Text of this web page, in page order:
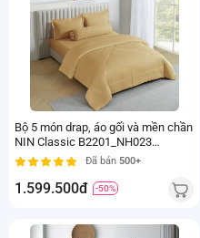
Bộ 5 món drap, áo gối và mền chần
NIN Classic B2201_NH023
(180x200+30cm)Đã bán 500+
1.599.500đ -50%